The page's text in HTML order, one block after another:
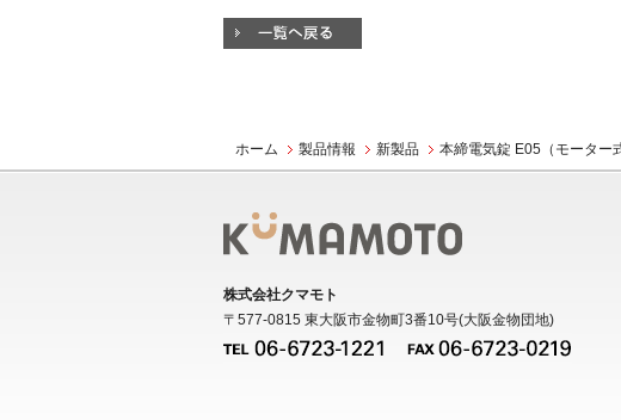
ホーム 製品情報 新製品 本締電気錠 E05（モーター
株式会社クマモト
〒577-0815 東大阪市金物町3番10号(大阪金物団地)